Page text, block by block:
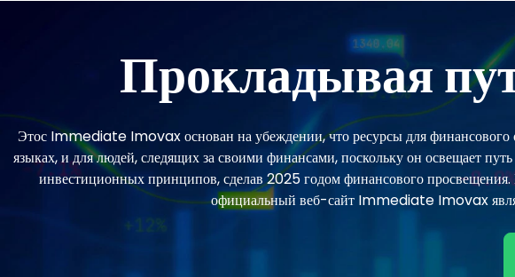
Прокладывая
Этос Immediate Imovax основан на убеждении, что ресурсы для финансового
языках, и для людей, следящих за своими финансами, поскольку он освещает
инвестиционных принципов, сделав 2025 годом финансового
официальный веб-сайт Immediate Imovax